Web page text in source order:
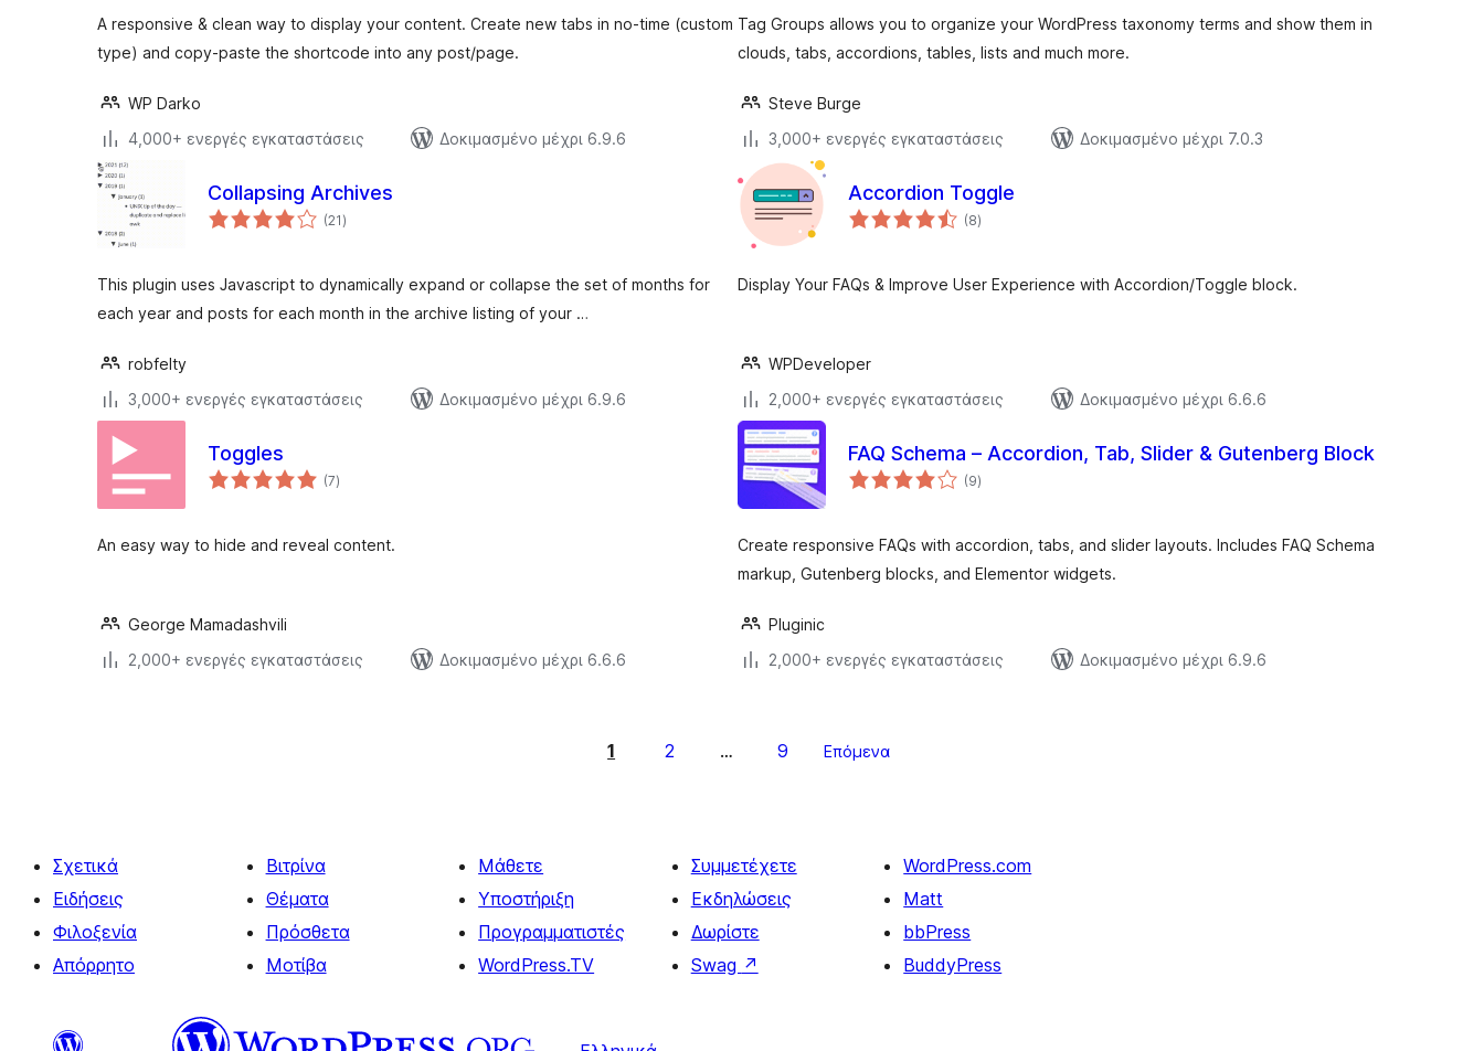
A responsive & clean way to display your content. Create new tabs in no-time (custom
type) and copy-paste the shortcode into any post/page.
WP Darko
4,000+ ενεργές εγκαταστάσεις
Δοκιμασμένο μέχρι 6.9.6
Tag Groups allows you to organize your WordPress taxonomy terms and show them in
clouds, tabs, accordions, tables, lists and much more.
Steve Burge
3,000+ ενεργές εγκαταστάσεις
Δοκιμασμένο μέχρι 7.0.3
Collapsing Archives
(21αξιολογήσεις
σύνολο
)
This plugin uses Javascript to dynamically expand or collapse the set of months for
each year and posts for each month in the archive listing of your …
robfelty
3,000+ ενεργές εγκαταστάσεις
Δοκιμασμένο μέχρι 6.9.6
Accordion Toggle
(8αξιολογήσεις
σύνολο
)
Display Your FAQs & Improve User Experience with Accordion/Toggle block.
WPDeveloper
2,000+ ενεργές εγκαταστάσεις
Δοκιμασμένο μέχρι 6.6.6
Toggles
(7αξιολογήσεις
σύνολο
)
An easy way to hide and reveal content.
George Mamadashvili
2,000+ ενεργές εγκαταστάσεις
Δοκιμασμένο μέχρι 6.6.6
FAQ Schema – Accordion, Tab, Slider & Gutenberg Block
(9αξιολογήσεις
σύνολο
)
Create responsive FAQs with accordion, tabs, and slider layouts. Includes FAQ Schema
markup, Gutenberg blocks, and Elementor widgets.
Pluginic
2,000+ ενεργές εγκαταστάσεις
Δοκιμασμένο μέχρι 6.9.6
1 2 … 9 Επόμενα
Σχετικά
Ειδήσεις
Φιλοξενία
Απόρρητο
Βιτρίνα
Θέματα
Πρόσθετα
Μοτίβα
Μάθετε
Υποστήριξη
Προγραμματιστές
WordPress.TV
Συμμετέχετε
Εκδηλώσεις
Δωρίστε
Swag ↗
WordPress.com
Matt
bbPress
BuddyPress